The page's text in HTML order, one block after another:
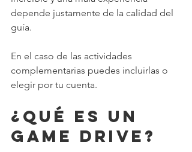
depende justamente de la calidad del
guía.
En el caso de las actividades
complementarias puedes incluirlas o
elegir por tu cuenta.
¿Qué es un
Game Drive?